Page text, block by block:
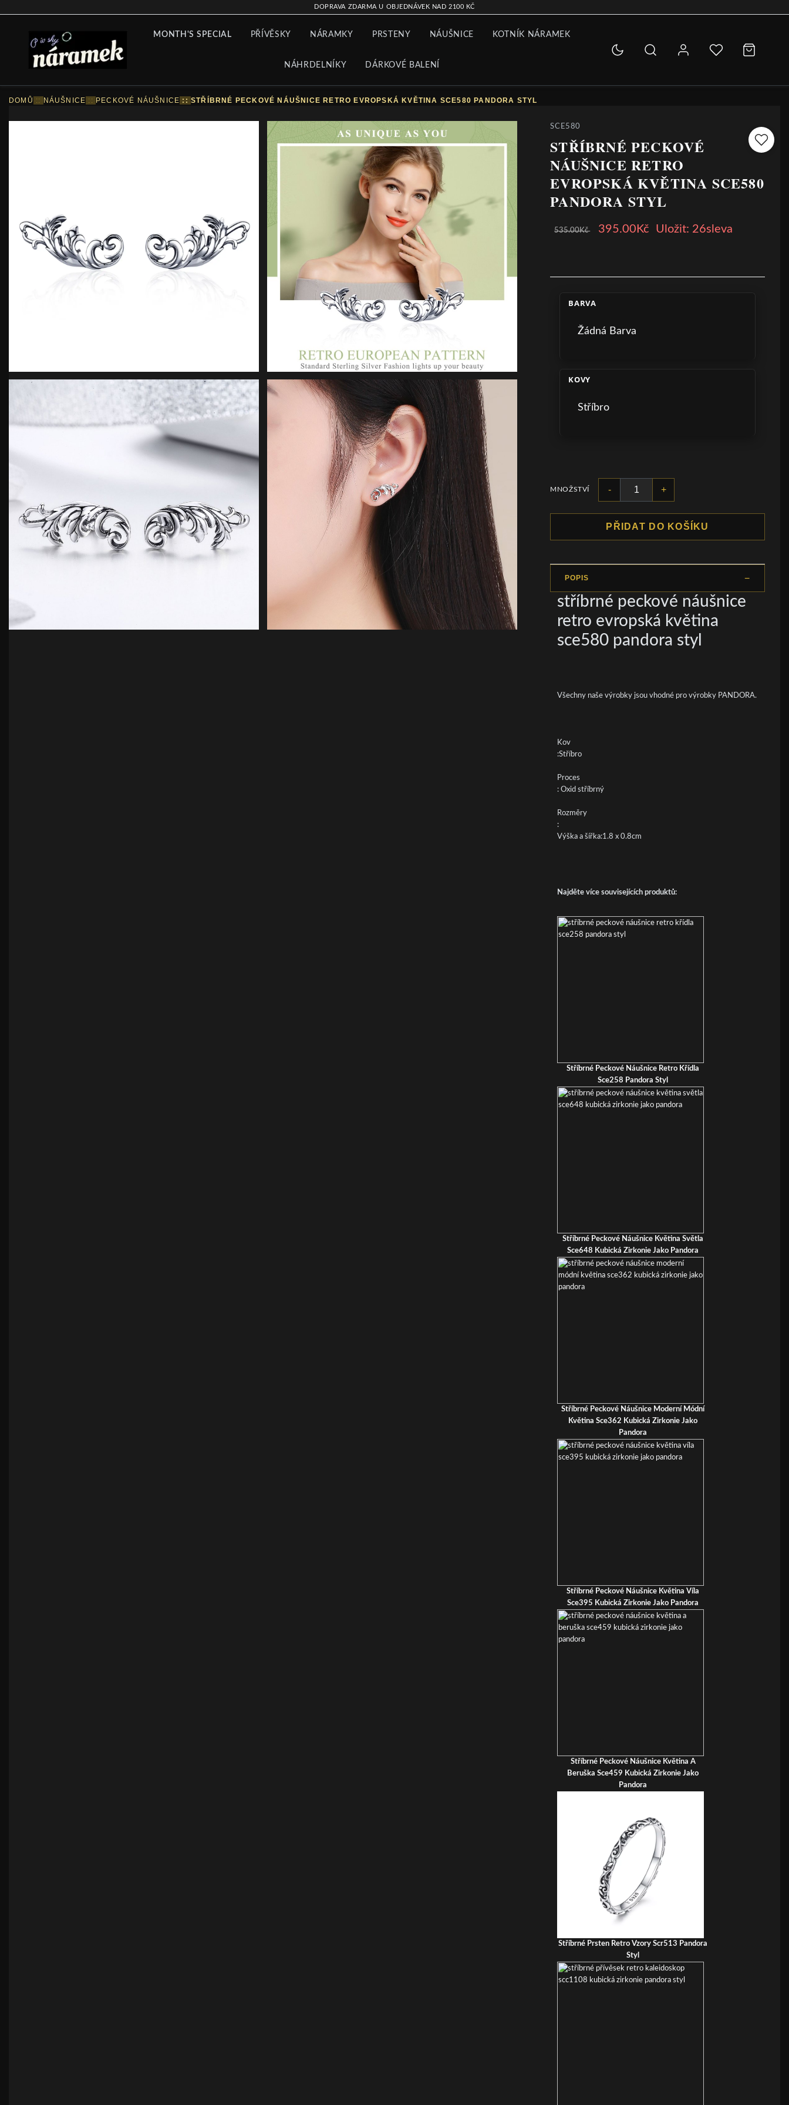
DOPRAVA ZDARMA U OBJEDNÁVEK NAD 2100 KČ
MONTH'S SPECIAL PŘÍVĚSKY NÁRAMKY PRSTENY NÁUŠNICE KOTNÍK NÁRAMEK
NÁHRDELNÍKY DÁRKOVÉ BALENÍ
DOMŮ :: NÁUŠNICE :: PECKOVÉ NÁUŠNICE ::STŘÍBRNÉ PECKOVÉ NÁUŠNICE RETRO EVROPSKÁ KVĚTINA SCE580 PANDORA STYL
SCE580
STŘÍBRNÉ PECKOVÉ
NÁUŠNICE RETRO
EVROPSKÁ KVĚTINA SCE580
PANDORA STYL
535.00Kč 395.00Kč Uložit: 26sleva
BARVA
Žádná Barva
KOVY
Stříbro
MNOŽSTVÍ - +
PŘIDAT DO KOŠÍKU
POPIS
stříbrné peckové náušnice
retro evropská květina
sce580 pandora styl
Všechny naše výrobky jsou vhodné pro výrobky PANDORA.
Kov
:Stříbro
Proces
: Oxid stříbrný
Rozměry
:
Výška a šířka:1.8 x 0.8cm
Najděte více souvisejících produktů:
Stříbrné Peckové Náušnice Retro Křídla
Sce258 Pandora Styl
Stříbrné Peckové Náušnice Květina Světla
Sce648 Kubická Zirkonie Jako Pandora
Stříbrné Peckové Náušnice Moderní Módní
Květina Sce362 Kubická Zirkonie Jako
Pandora
Stříbrné Peckové Náušnice Květina Víla
Sce395 Kubická Zirkonie Jako Pandora
Stříbrné Peckové Náušnice Květina A
Beruška Sce459 Kubická Zirkonie Jako
Pandora
Stříbrné Prsten Retro Vzory Scr513 Pandora
Styl